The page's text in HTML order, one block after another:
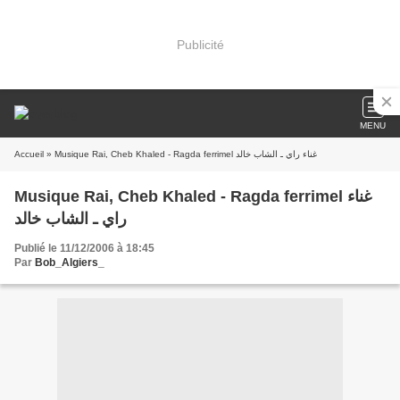
Publicité
MENU
Accueil » Musique Rai, Cheb Khaled - Ragda ferrimel غناء راي ـ الشاب خالد
Musique Rai, Cheb Khaled - Ragda ferrimel غناء
راي ـ الشاب خالد
Publié le 11/12/2006 à 18:45
Par Bob_Algiers_